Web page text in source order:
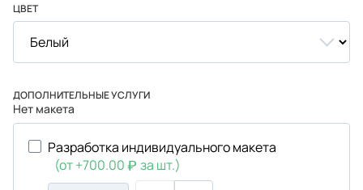
ЦВЕТ
ДОПОЛНИТЕЛЬНЫЕ УСЛУГИ
Нет макета
Разработка индивидуального макета
(от +700.00
за шт.)